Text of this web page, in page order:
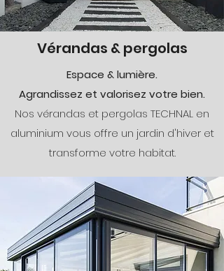
Vérandas & pergolas
Espace & lumière.
Agrandissez et valorisez votre bien.
Nos vérandas et pergolas TECHNAL en
aluminium vous offre un jardin d'hiver et
transforme votre habitat.